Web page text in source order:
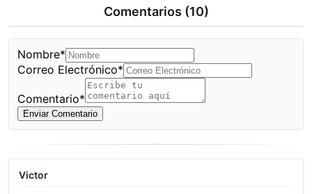
Comentarios (10)
Nombre*
Correo Electrónico*
Comentario*
Enviar Comentario
Victor